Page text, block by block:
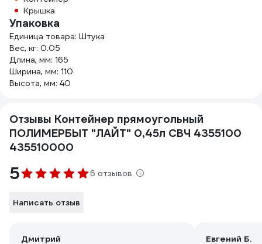
Крышка
Упаковка
Единица товара: Штука
Вес, кг: 0.05
Длина, мм: 165
Ширина, мм: 110
Высота, мм: 40
Отзывы Контейнер прямоугольный
ПОЛИМЕРБЫТ "ЛАЙТ" 0,45л СВЧ 4355100
435510000
5 6 отзывов
Написать отзыв
Дмитрий Евгений Б.